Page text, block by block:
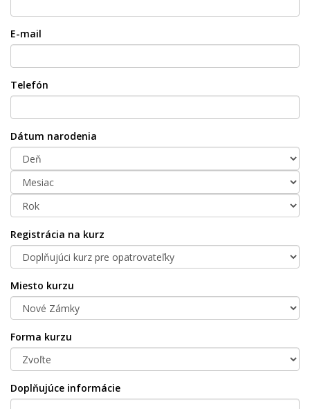
E-mail
Telefón
Dátum narodenia
Registrácia na kurz
Miesto kurzu
Forma kurzu
Doplňujúce informácie